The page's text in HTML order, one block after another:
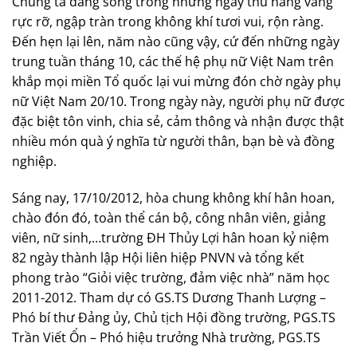
rực rỡ, ngập tràn trong không khí tươi vui, rộn ràng.
Đến hẹn lại lên, năm nào cũng vậy, cứ đến những ngày
trung tuần tháng 10, các thế hệ phụ nữ Việt Nam trên
khắp mọi miền Tổ quốc lại vui mừng đón chờ ngày phụ
nữ Việt Nam 20/10. Trong ngày này, người phụ nữ được
đặc biệt tôn vinh, chia sẻ, cảm thông và nhận được thật
nhiều món quà ý nghĩa từ người thân, bạn bè và đồng
nghiệp.
Sáng nay, 17/10/2012, hòa chung không khí hân hoan,
chào đón đó, toàn thể cán bộ, công nhân viên, giảng
viên, nữ sinh,…trường ĐH Thủy Lợi hân hoan kỷ niệm
82 ngày thành lập Hội liên hiệp PNVN và tổng kết
phong trào “Giỏi việc trường, đảm việc nhà” năm học
2011-2012. Tham dự có GS.TS Dương Thanh Lượng –
Phó bí thư Đảng ủy, Chủ tịch Hội đồng trường, PGS.TS
Trần Viết Ổn – Phó hiệu trưởng Nhà trường, PGS.TS